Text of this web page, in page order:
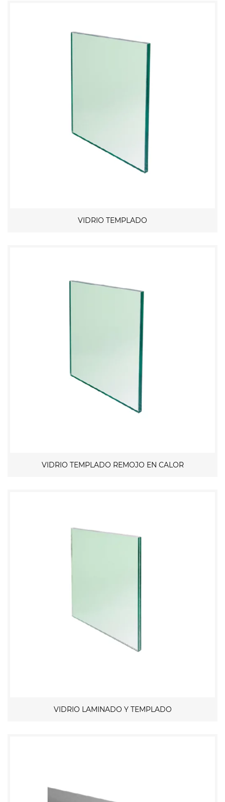
VIDRIO TEMPLADO
VIDRIO TEMPLADO REMOJO EN CALOR
VIDRIO LAMINADO Y TEMPLADO